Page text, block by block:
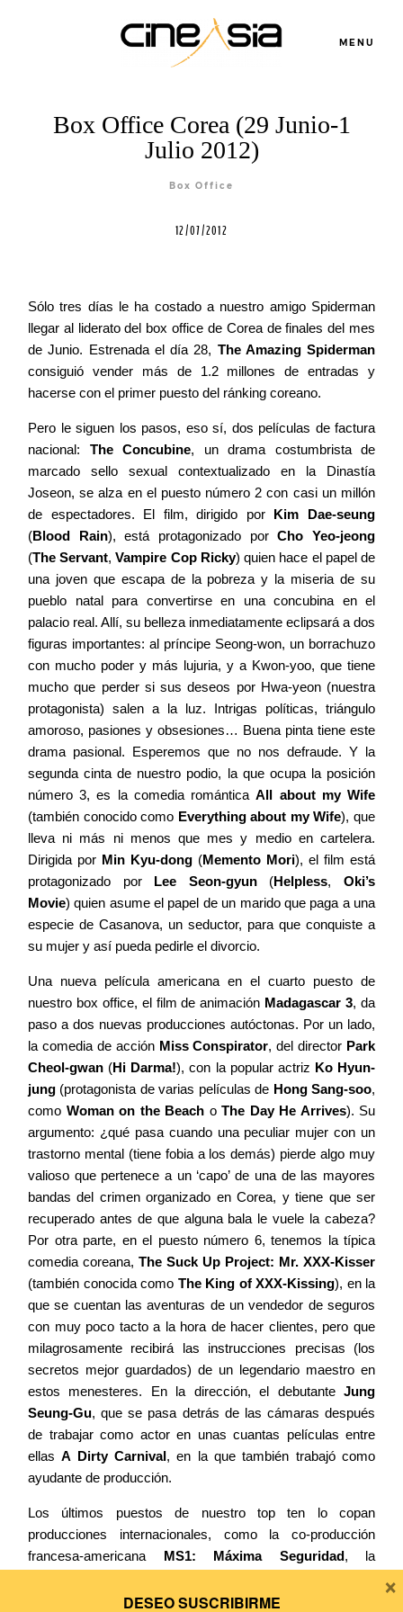
MENU
Box Office Corea (29 Junio-1
Julio 2012)
Box Office
12/07/2012
Sólo tres días le ha costado a nuestro amigo Spiderman
llegar al liderato del box office de Corea de finales del mes
de Junio. Estrenada el día 28, The Amazing Spiderman
consiguió vender más de 1.2 millones de entradas y
hacerse con el primer puesto del ránking coreano.
Pero le siguen los pasos, eso sí, dos películas de factura
nacional: The Concubine, un drama costumbrista de
marcado sello sexual contextualizado en la Dinastía
Joseon, se alza en el puesto número 2 con casi un millón
de espectadores. El film, dirigido por Kim Dae-seung
(Blood Rain), está protagonizado porCho Yeo-jeong
(The Servant,Vampire Cop Ricky) quien hace el papel de
una joven que escapa de la pobreza y la miseria de su
pueblo natal para convertirse en una concubina en el
palacio real. Allí, su belleza inmediatamente eclipsará a dos
figuras importantes: al príncipe Seong-won, un borrachuzo
con mucho poder y más lujuria, y a Kwon-yoo, que tiene
mucho que perder si sus deseos por Hwa-yeon (nuestra
protagonista) salen a la luz. Intrigas políticas, triángulo
amoroso, pasiones y obsesiones… Buena pinta tiene este
drama pasional. Esperemos que no nos defraude. Y la
segunda cinta de nuestro podio, la que ocupa la posición
número 3, es la comedia románticaAll about my Wife
(también conocido como Everything about my Wife), que
lleva ni más ni menos que mes y medio en cartelera.
Dirigida por Min Kyu-dong (Memento Mori), el film está
protagonizado por Lee Seon-gyun(Helpless,Oki’s
Movie) quien asume el papel de un marido que paga a una
especie de Casanova, un seductor, para que conquiste a
su mujer y así pueda pedirle el divorcio.
Una nueva película americana en el cuarto puesto de
nuestro box office, el film de animación Madagascar 3, da
paso a dos nuevas producciones autóctonas. Por un lado,
la comedia de acción Miss Conspirator, del director Park
Cheol-gwan (Hi Darma!), con la popular actriz Ko Hyun-
jung (protagonista de varias películas de Hong Sang-soo,
como Woman on the Beach o The Day He Arrives). Su
argumento: ¿qué pasa cuando una peculiar mujer con un
trastorno mental (tiene fobia a los demás) pierde algo muy
valioso que pertenece a un ‘capo’ de una de las mayores
bandas del crimen organizado en Corea, y tiene que ser
recuperado antes de que alguna bala le vuele la cabeza?
Por otra parte, en el puesto número 6, tenemos la típica
comedia coreana, The Suck Up Project: Mr. XXX-Kisser
(también conocida como The King of XXX-Kissing), en la
que se cuentan las aventuras de un vendedor de seguros
con muy poco tacto a la hora de hacer clientes, pero que
milagrosamente recibirá las instrucciones precisas (los
secretos mejor guardados) de un legendario maestro en
estos menesteres. En la dirección, el debutante Jung
Seung-Gu, que se pasa detrás de las cámaras después
de trabajar como actor en unas cuantas películas entre
ellasA Dirty Carnival, en la que también trabajó como
ayudante de producción.
Los últimos puestos de nuestro top ten lo copan
producciones internacionales, como la co-producción
francesa-americana MS1: Máxima Seguridad, la
Men in Black III, a excepción de la posición
Blog
Agenda
Contacto
©2026 COPYRIGHT FLOTHEMES
DESEO SUSCRIBIRME
×